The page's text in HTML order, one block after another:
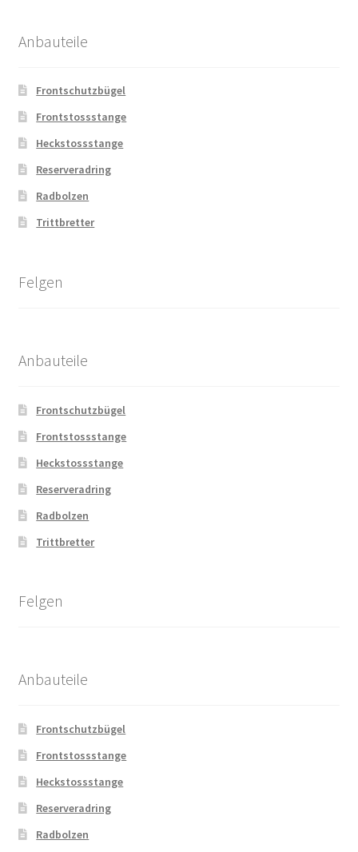
Anbauteile
Frontschutzbügel
Frontstossstange
Heckstossstange
Reserveradring
Radbolzen
Trittbretter
Felgen
Anbauteile
Frontschutzbügel
Frontstossstange
Heckstossstange
Reserveradring
Radbolzen
Trittbretter
Felgen
Anbauteile
Frontschutzbügel
Frontstossstange
Heckstossstange
Reserveradring
Radbolzen